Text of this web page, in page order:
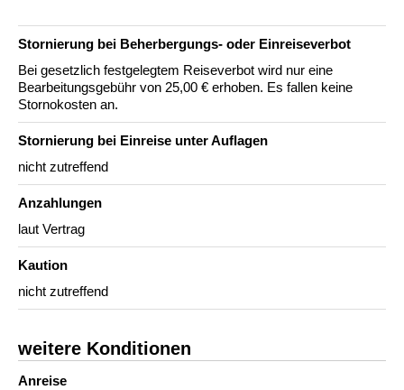
Stornierung bei Beherbergungs- oder Einreiseverbot
Bei gesetzlich festgelegtem Reiseverbot wird nur eine
Bearbeitungsgebühr von 25,00 € erhoben. Es fallen keine
Stornokosten an.
Stornierung bei Einreise unter Auflagen
nicht zutreffend
Anzahlungen
laut Vertrag
Kaution
nicht zutreffend
weitere Konditionen
Anreise